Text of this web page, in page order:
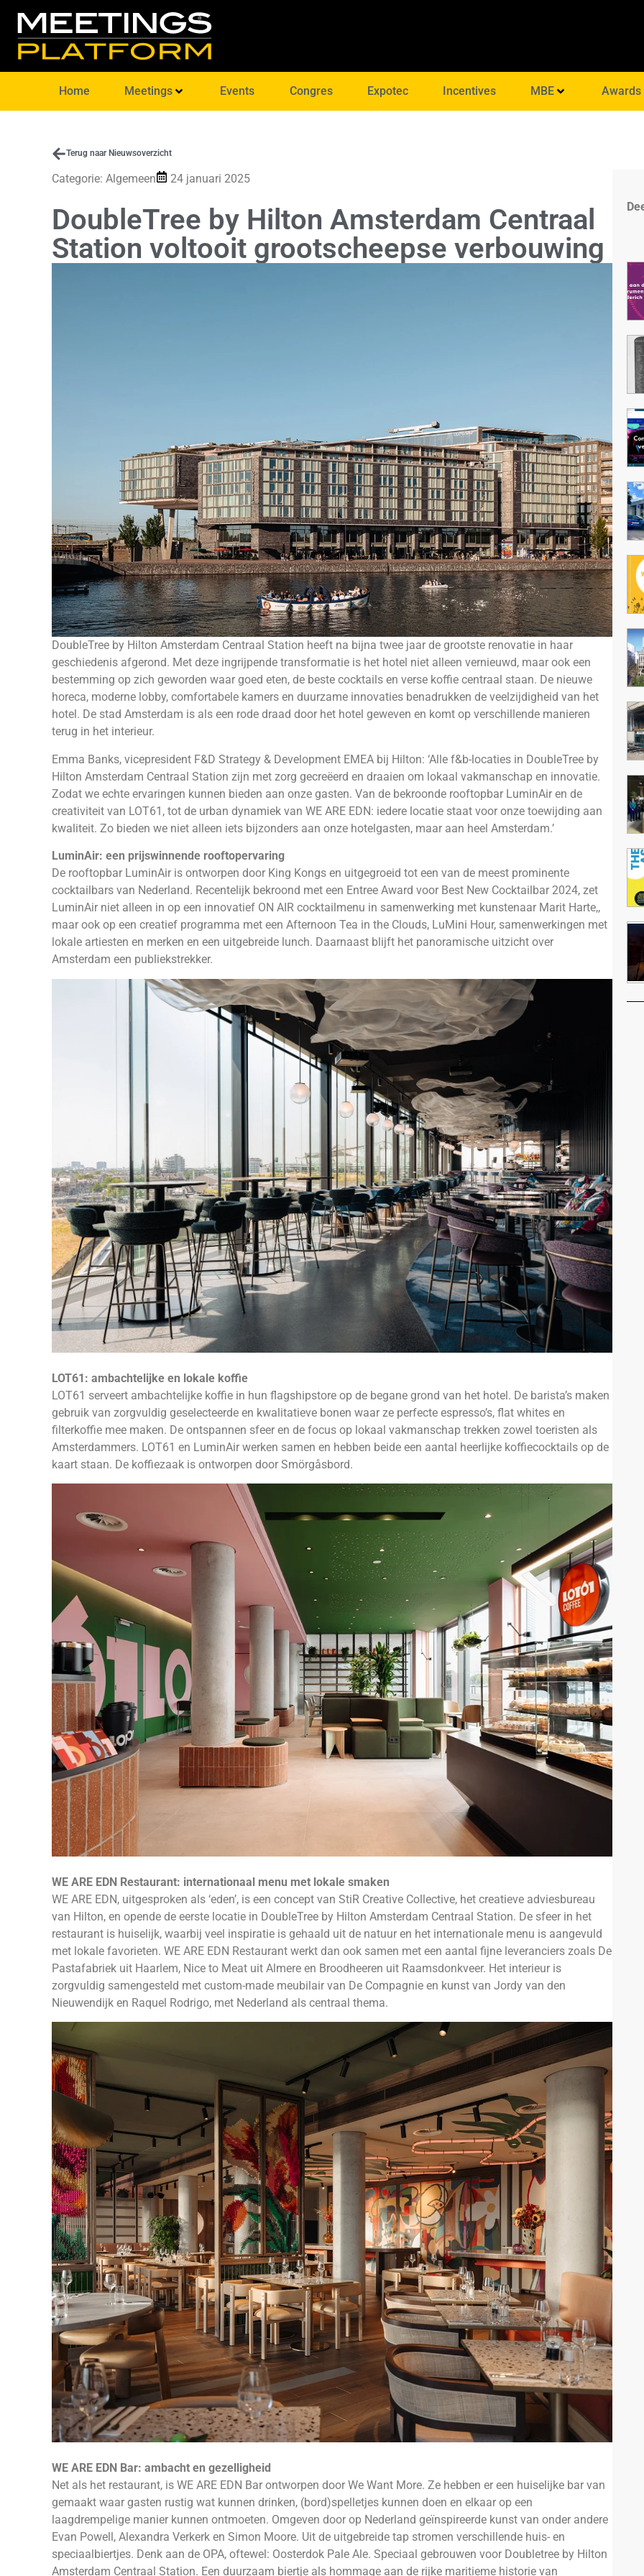
Home Meetings Events Congres Expotec Incentives MBE Awards
Terug naar Nieuwsoverzicht
Categorie: Algemeen 24 januari 2025
DoubleTree by Hilton Amsterdam Centraal
Station voltooit grootscheepse verbouwing
DoubleTree by Hilton Amsterdam Centraal Station heeft na bijna twee jaar de grootste renovatie in haar
geschiedenis afgerond. Met deze ingrijpende transformatie is het hotel niet alleen vernieuwd, maar ook een
bestemming op zich geworden waar goed eten, de beste cocktails en verse koffie centraal staan. De nieuwe
horeca, moderne lobby, comfortabele kamers en duurzame innovaties benadrukken de veelzijdigheid van het
hotel. De stad Amsterdam is als een rode draad door het hotel geweven en komt op verschillende manieren
terug in het interieur.
Emma Banks, vicepresident F&D Strategy & Development EMEA bij Hilton: ‘Alle f&b-locaties in DoubleTree by
Hilton Amsterdam Centraal Station zijn met zorg gecreëerd en draaien om lokaal vakmanschap en innovatie.
Zodat we echte ervaringen kunnen bieden aan onze gasten. Van de bekroonde rooftopbar LuminAir en de
creativiteit van LOT61, tot de urban dynamiek van WE ARE EDN: iedere locatie staat voor onze toewijding aan
kwaliteit. Zo bieden we niet alleen iets bijzonders aan onze hotelgasten, maar aan heel Amsterdam.’
LuminAir: een prijswinnende rooftopervaring
De rooftopbar LuminAir is ontworpen door King Kongs en uitgegroeid tot een van de meest prominente
cocktailbars van Nederland. Recentelijk bekroond met een Entree Award voor Best New Cocktailbar 2024, zet
LuminAir niet alleen in op een innovatief ON AIR cocktailmenu in samenwerking met kunstenaar Marit Harte,,
maar ook op een creatief programma met een Afternoon Tea in the Clouds, LuMini Hour, samenwerkingen met
lokale artiesten en merken en een uitgebreide lunch. Daarnaast blijft het panoramische uitzicht over
Amsterdam een publiekstrekker.
LOT61: ambachtelijke en lokale koffie
LOT61 serveert ambachtelijke koffie in hun flagshipstore op de begane grond van het hotel. De barista’s maken
gebruik van zorgvuldig geselecteerde en kwalitatieve bonen waar ze perfecte espresso’s, flat whites en
filterkoffie mee maken. De ontspannen sfeer en de focus op lokaal vakmanschap trekken zowel toeristen als
Amsterdammers. LOT61 en LuminAir werken samen en hebben beide een aantal heerlijke koffiecocktails op de
kaart staan. De koffiezaak is ontworpen door Smörgåsbord.
WE ARE EDN Restaurant: internationaal menu met lokale smaken
WE ARE EDN, uitgesproken als ‘eden’, is een concept van StiR Creative Collective, het creatieve adviesbureau
van Hilton, en opende de eerste locatie in DoubleTree by Hilton Amsterdam Centraal Station. De sfeer in het
restaurant is huiselijk, waarbij veel inspiratie is gehaald uit de natuur en het internationale menu is aangevuld
met lokale favorieten. WE ARE EDN Restaurant werkt dan ook samen met een aantal fijne leveranciers zoals De
Pastafabriek uit Haarlem, Nice to Meat uit Almere en Broodheeren uit Raamsdonkveer. Het interieur is
zorgvuldig samengesteld met custom-made meubilair van De Compagnie en kunst van Jordy van den
Nieuwendijk en Raquel Rodrigo, met Nederland als centraal thema.
WE ARE EDN Bar: ambacht en gezelligheid
Net als het restaurant, is WE ARE EDN Bar ontworpen door We Want More. Ze hebben er een huiselijke bar van
gemaakt waar gasten rustig wat kunnen drinken, (bord)spelletjes kunnen doen en elkaar op een
laagdrempelige manier kunnen ontmoeten. Omgeven door op Nederland geïnspireerde kunst van onder andere
Evan Powell, Alexandra Verkerk en Simon Moore. Uit de uitgebreide tap stromen verschillende huis- en
speciaalbiertjes. Denk aan de OPA, oftewel: Oosterdok Pale Ale. Speciaal gebrouwen voor Doubletree by Hilton
Amsterdam Centraal Station. Een duurzaam biertje als hommage aan de rijke maritieme historie van